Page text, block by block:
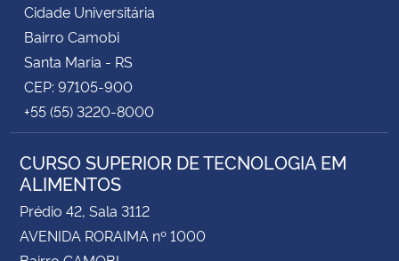
Cidade Universitária
Bairro Camobi
Santa Maria - RS
CEP: 97105-900
+55 (55) 3220-8000
CURSO SUPERIOR DE TECNOLOGIA EM
ALIMENTOS
Prédio 42, Sala 3112
AVENIDA RORAIMA nº 1000